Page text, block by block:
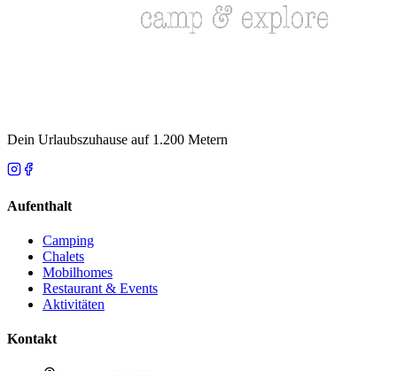
Dein Urlaubszuhause auf 1.200 Metern
Aufenthalt
Camping
Chalets
Mobilhomes
Restaurant & Events
Aktivitäten
Kontakt